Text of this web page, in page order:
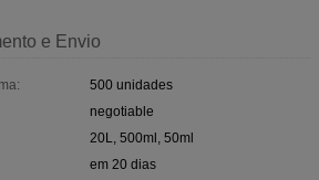
e Envio
500 unidades
negotiable
20L, 500ml, 50ml
em 20 dias